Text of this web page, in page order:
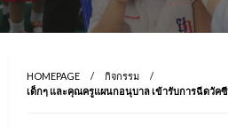
HOMEPAGE
กิจกรรม
เด็กๆ และคุณครูแผนกอนุบาล เข้ารับการฉีดวัค